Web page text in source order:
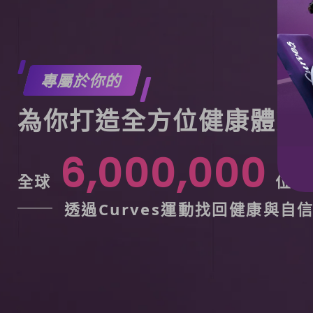
專屬於你的
為你打造全方位健康體態
全球 6,000,000 位
透過Curves運動找回健康與自